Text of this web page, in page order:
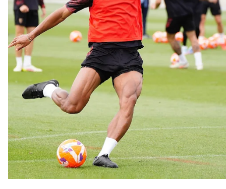
Opinión | "Carta abierta a Alberto Flores" por Rafa
García
El Sevilla oficializa el traspaso de Sow
Miguel Sierra: La temporada pasada se vio
reflejado que podemos tirar para delante y
trabajamos con ilusión
Diomande ya es madridista mientras Rodri agita el
mercado